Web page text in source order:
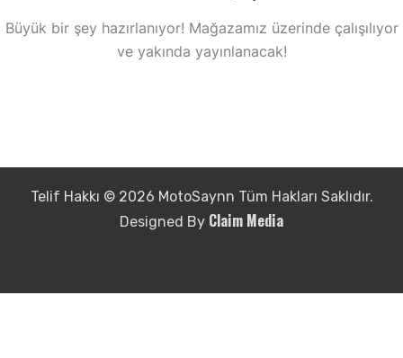
Büyük bir şey hazırlanıyor! Mağazamız üzerinde çalışılıyor
ve yakında yayınlanacak!
Telif Hakkı © 2026 MotoSaynn Tüm Hakları Saklıdır.
Designed By Claim Media